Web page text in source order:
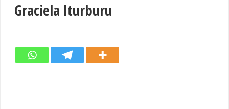
Graciela Iturburu